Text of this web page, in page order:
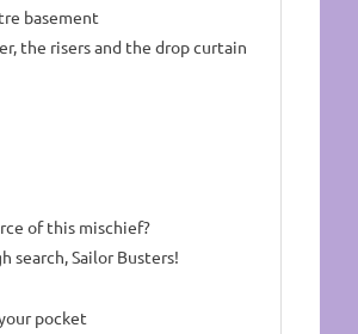
basement
the risers and the drop curtain
of this mischief?
search, Sailor Busters!
pocket